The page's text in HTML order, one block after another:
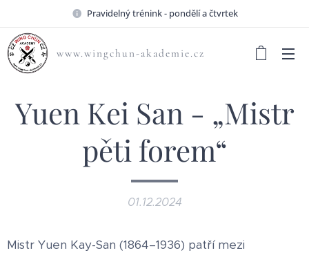
Pravidelný trénink - pondělí a čtvrtek
www.wingchun-akademie.cz
Yuen Kei San - „Mistr
pěti forem“
01.12.2024
Mistr Yuen Kay-San (1864–1936) patří mezi